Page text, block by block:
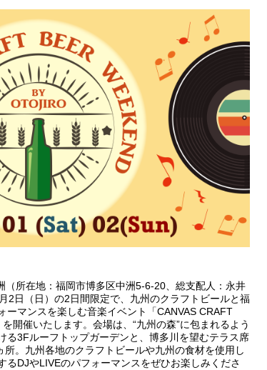
所在地：福岡市博多区中洲5-6-20、総支配人：永井
2日（日）の2日間限定で、九州のクラフトビールと福
ーマンスを楽しむ音楽イベント「CANVAS CRAFT
開催いたします。会場は、“九州の森”に包まれるよう
る3Fルーフトップガーデンと、博多川を望むテラス席
。九州各地のクラフトビールや九州の食材を使用し
るDJやLIVEのパフォーマンスをぜひお楽しみくださ